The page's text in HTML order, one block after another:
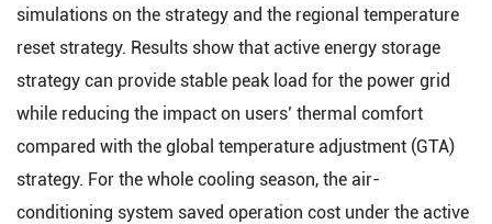
simulations on the strategy and the regional temperature
reset strategy. Results show that active energy storage
strategy can provide stable peak load for the power grid
while reducing the impact on users’ thermal comfort
compared with the global temperature adjustment (GTA)
strategy. For the whole cooling season, the air-
conditioning system saved operation cost under the active